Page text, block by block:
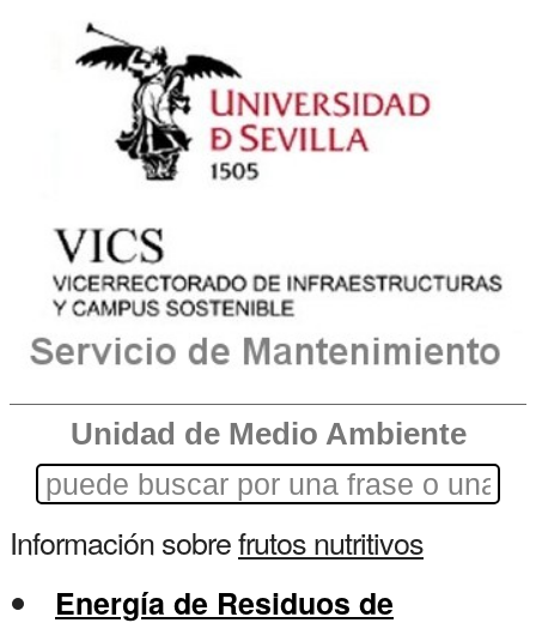
Unidad de Medio Ambiente
Información sobrefrutos nutritivos
Energía de Residuos de